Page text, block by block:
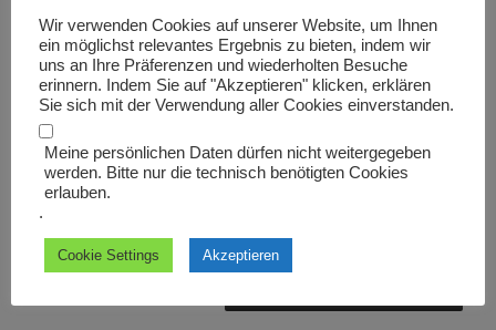
Website
Name, E-Mail-Adresse und Website in diesem Browser
Wir verwenden Cookies auf unserer Website, um Ihnen
ein möglichst relevantes Ergebnis zu bieten, indem wir
uns an Ihre Präferenzen und wiederholten Besuche
erinnern. Indem Sie auf "Akzeptieren" klicken, erklären
Sie sich mit der Verwendung aller Cookies einverstanden.
Meine persönlichen Daten dürfen nicht weitergegeben
werden. Bitte nur die technisch benötigten Cookies
erlauben.
.
Cookie Settings Akzeptieren